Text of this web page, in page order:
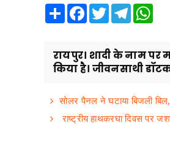
Share Facebook
TwitterTelegram
रायपुर। शादी के नाम
किया है। जीवनसाथी
सोलर पैनल ने घटाया बिजली
राष्ट्रीय हाथकरघा दिवस पर